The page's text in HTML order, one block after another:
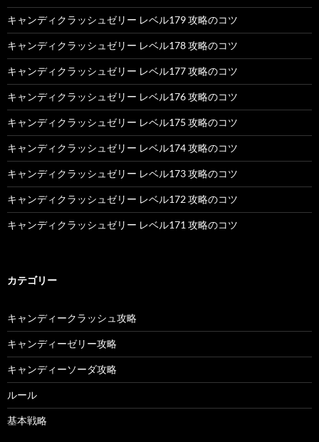
キャンディクラッシュゼリー レベル179 攻略のコツ
キャンディクラッシュゼリー レベル178 攻略のコツ
キャンディクラッシュゼリー レベル177 攻略のコツ
キャンディクラッシュゼリー レベル176 攻略のコツ
キャンディクラッシュゼリー レベル175 攻略のコツ
キャンディクラッシュゼリー レベル174 攻略のコツ
キャンディクラッシュゼリー レベル173 攻略のコツ
キャンディクラッシュゼリー レベル172 攻略のコツ
キャンディクラッシュゼリー レベル171 攻略のコツ
カテゴリー
キャンディークラッシュ攻略
キャンディーゼリー攻略
キャンディーソーダ攻略
ルール
基本戦略